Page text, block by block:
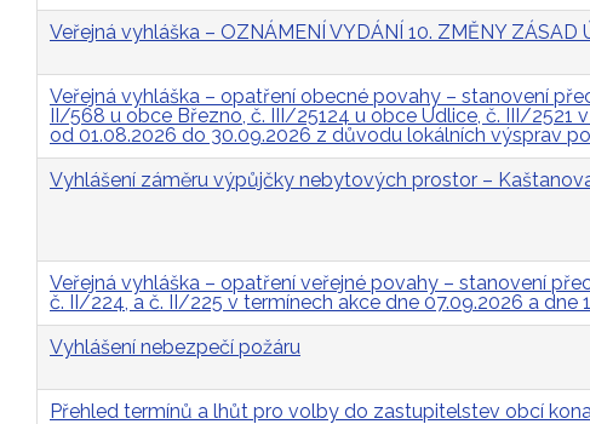
Veřejná vyhláška – OZNÁMENÍ VYDÁNÍ 10. ZMĚNY ZÁSAD
Veřejná vyhláška – opatření obecné povahy – stanovení
II/568 u obce Březno, č. III/25124 u obce Údlice, č. III/
od 01.08.2026 do 30.09.2026 z důvodu lokálních výsprav
Vyhlášení záměru výpůjčky nebytových prostor –
Veřejná vyhláška – opatření veřejné povahy – stanovení
č. II/224, a č. II/225 v termínech akce dne 07.09.2026 a dne
Vyhlášení nebezpečí požáru
Přehled termínů a lhůt pro volby do zastupitelstev obcí